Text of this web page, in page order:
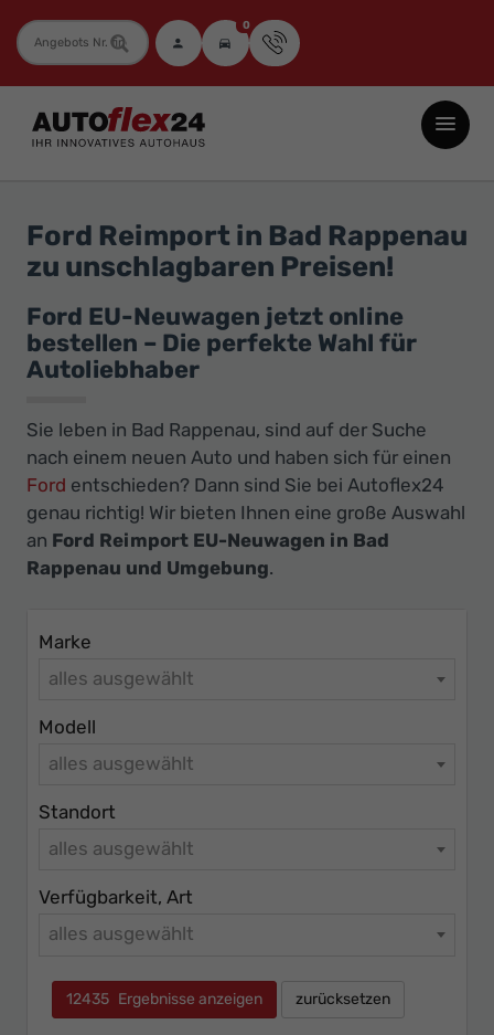
Fahrzeugnummer 0
Autoflex24
GmbH
Neuwagen
Jahreswagen
und
Gebrauchtwagen
zu
Preisen
-
Innovatives
Autohaus
Ford Reimport in Bad Rappenau
zu unschlagbaren Preisen!
Ford EU-Neuwagen jetzt online
bestellen – Die perfekte Wahl für
Autoliebhaber
Sie leben in Bad Rappenau, sind auf der Suche
nach einem neuen Auto und haben sich für einen
Ford entschieden? Dann sind Sie bei Autoflex24
genau richtig! Wir bieten Ihnen eine große Auswahl
an Ford Reimport EU-Neuwagen in Bad
Rappenau und Umgebung.
Marke
alles ausgewählt
Modell
alles ausgewählt
Standort
alles ausgewählt
Verfügbarkeit, Art
alles ausgewählt
12435 Ergebnisse anzeigen zurücksetzen